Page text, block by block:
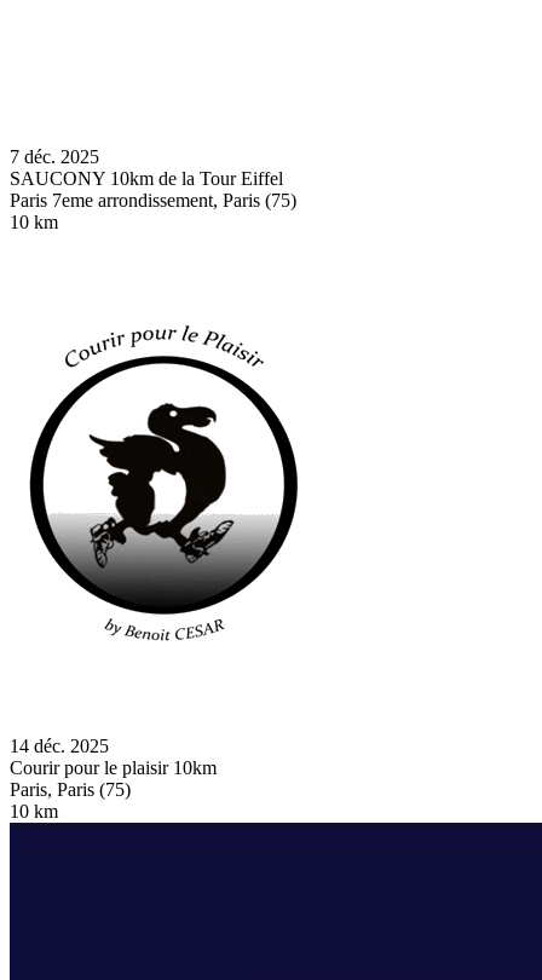
7 déc. 2025
SAUCONY 10km de la Tour Eiffel
Paris 7eme arrondissement, Paris (75)
10 km
14 déc. 2025
Courir pour le plaisir 10km
Paris, Paris (75)
10 km